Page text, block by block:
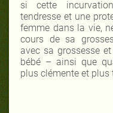
si cette
tendresse et une
femme dans la vie,
cours de sa
avec sa grossesse
bébé – ainsi que
plus clémente et plus